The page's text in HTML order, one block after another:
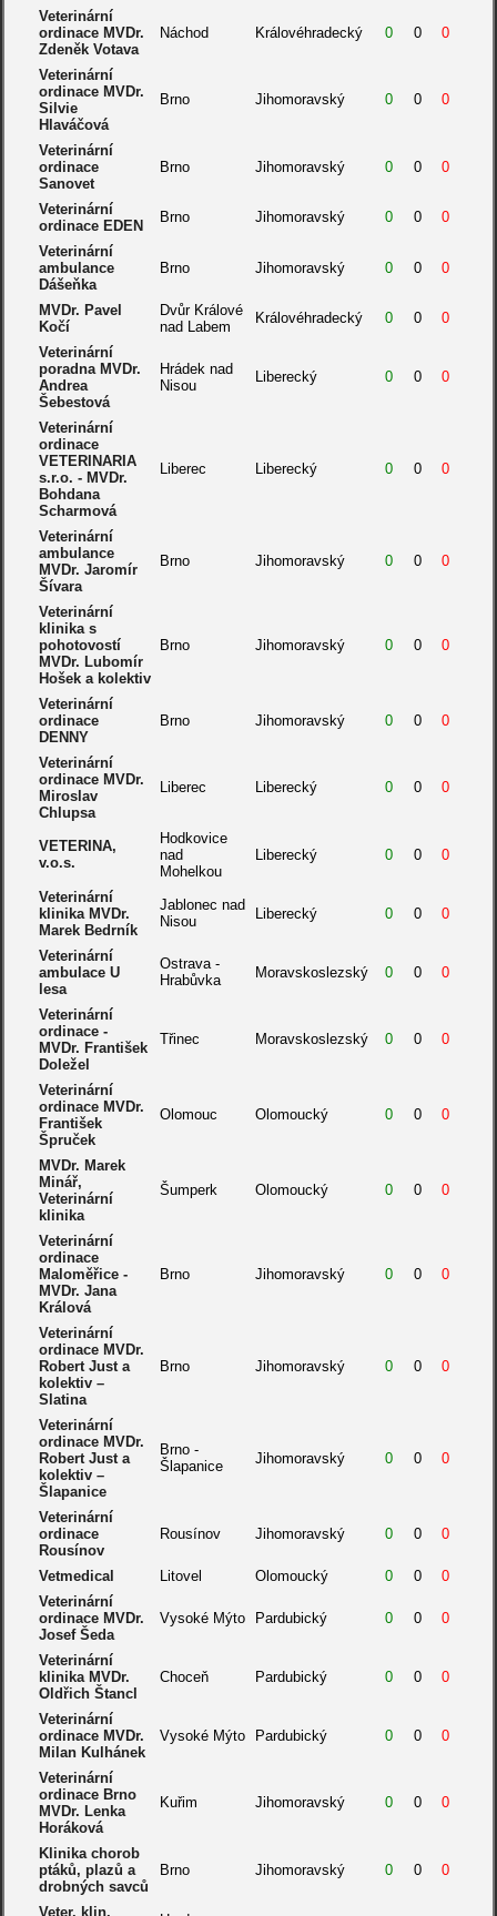
Veterinární
ordinace MVDr.
Zdeněk Votava
Náchod Královéhradecký 0 0 0
Veterinární
ordinace MVDr.
Silvie
Hlaváčová
Brno Jihomoravský 0 0 0
Veterinární
ordinace
Sanovet
Brno Jihomoravský 0 0 0
Veterinární
ordinace EDEN
Brno Jihomoravský 0 0 0
Veterinární
ambulance
Dášeňka
Brno Jihomoravský 0 0 0
MVDr. Pavel
Kočí
Dvůr Králové
nad Labem
Královéhradecký 0 0 0
Veterinární
poradna MVDr.
Andrea
Šebestová
Hrádek nad
Nisou
Liberecký 0 0 0
Veterinární
ordinace
VETERINARIA
s.r.o. - MVDr.
Bohdana
Scharmová
Liberec Liberecký 0 0 0
Veterinární
ambulance
MVDr. Jaromír
Šívara
Brno Jihomoravský 0 0 0
Veterinární
klinika s
pohotovostí
MVDr. Lubomír
Hošek a kolektiv
Brno Jihomoravský 0 0 0
Veterinární
ordinace
DENNY
Brno Jihomoravský 0 0 0
Veterinární
ordinace MVDr.
Miroslav
Chlupsa
Liberec Liberecký 0 0 0
VETERINA,
v.o.s.
Hodkovice
nad
Mohelkou
Liberecký 0 0 0
Veterinární
klinika MVDr.
Marek Bedrník
Jablonec nad
Nisou
Liberecký 0 0 0
Veterinární
ambulace U
lesa
Ostrava -
Hrabůvka
Moravskoslezský 0 0 0
Veterinární
ordinace -
MVDr. František
Doležel
Třinec Moravskoslezský 0 0 0
Veterinární
ordinace MVDr.
František
Špruček
Olomouc Olomoucký 0 0 0
MVDr. Marek
Minář,
Veterinární
klinika
Šumperk Olomoucký 0 0 0
Veterinární
ordinace
Maloměřice -
MVDr. Jana
Králová
Brno Jihomoravský 0 0 0
Veterinární
ordinace MVDr.
Robert Just a
kolektiv –
Slatina
Brno Jihomoravský 0 0 0
Veterinární
ordinace MVDr.
Robert Just a
kolektiv –
Šlapanice
Brno -
Šlapanice
Jihomoravský 0 0 0
Veterinární
ordinace
Rousínov
Rousínov Jihomoravský 0 0 0
Vetmedical Litovel Olomoucký 0 0
0
Veterinární
ordinace MVDr.
Josef Šeda
Vysoké Mýto Pardubický 0 0 0
Veterinární
klinika MVDr.
Oldřich Štancl
Choceň Pardubický 0 0 0
Veterinární
ordinace MVDr.
Milan Kulhánek
Vysoké Mýto Pardubický 0 0 0
Veterinární
ordinace Brno
MVDr. Lenka
Horáková
Kuřim Jihomoravský 0 0 0
Klinika chorob
ptáků, plazů a
drobných savců
Brno Jihomoravský 0 0 0
Veter. klin.